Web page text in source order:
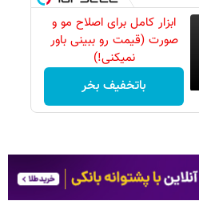
ابزار کامل برای اصلاح مو و
صورت (قیمت رو ببینی باور
نمیکنی!)
باتخفیف بخر